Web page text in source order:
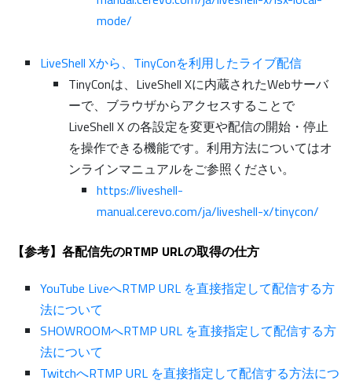
mode/
LiveShell Xから、TinyConを利用したライブ配信
TinyConは、LiveShell Xに内蔵されたWebサーバ
ーで、ブラウザからアクセスすることで
LiveShell X の各設定を変更や配信の開始・停止
を操作できる機能です。利用方法についてはオ
ンラインマニュアルをご参照ください。
https://liveshell-
manual.cerevo.com/ja/liveshell-x/tinycon/
【参考】各配信先のRTMP URLの取得の仕方
YouTube LiveへRTMP URL を直接指定して配信する方
法について
SHOWROOMへRTMP URL を直接指定して配信する方
法について
TwitchへRTMP URL を直接指定して配信する方法につ